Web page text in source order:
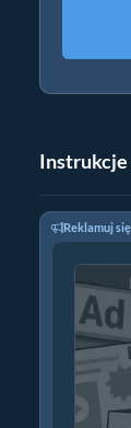
Instrukcje
Reklamuj się